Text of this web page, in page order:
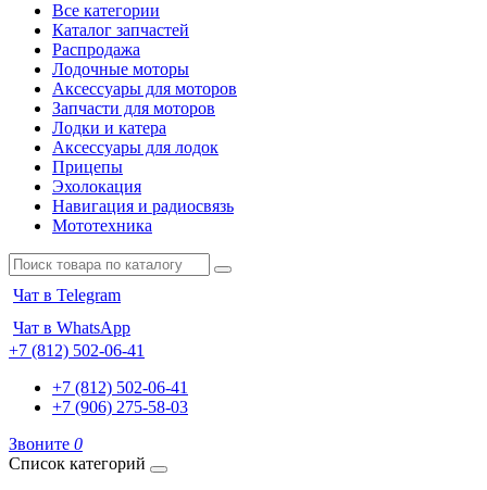
Все категории
Каталог запчастей
Распродажа
Лодочные моторы
Аксессуары для моторов
Запчасти для моторов
Лодки и катера
Аксессуары для лодок
Прицепы
Эхолокация
Навигация и радиосвязь
Мототехника
Чат в Telegram
Чат в WhatsApp
+7 (812) 502-06-41
+7 (812) 502-06-41
+7 (906) 275-58-03
Звоните 0
Список категорий